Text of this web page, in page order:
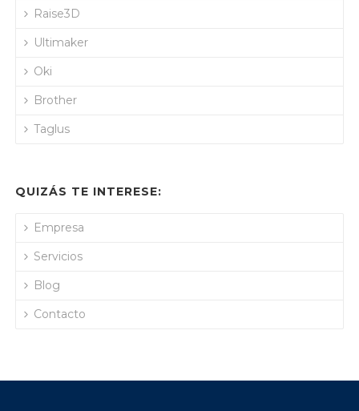
Raise3D
Ultimaker
Oki
Brother
Taglus
QUIZÁS TE INTERESE:
Empresa
Servicios
Blog
Contacto